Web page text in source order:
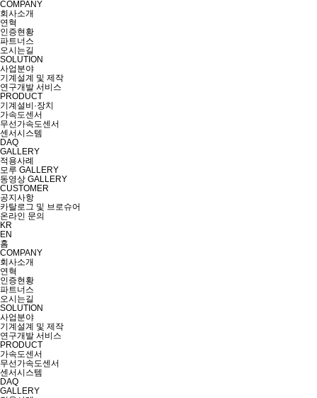
COMPANY
회사소개
연혁
인증현황
파트너스
오시는길
SOLUTION
사업분야
기계설계 및 제작
연구개발 서비스
PRODUCT
기계설비·장치
가속도센서
무선가속도센서
센서시스템
DAQ
GALLERY
적용사례
모루 GALLERY
동영상 GALLERY
CUSTOMER
공지사항
카탈로그 및 브로슈어
온라인 문의
KR
EN
홈
COMPANY
회사소개
연혁
인증현황
파트너스
오시는길
SOLUTION
사업분야
기계설계 및 제작
연구개발 서비스
PRODUCT
가속도센서
무선가속도센서
센서시스템
DAQ
GALLERY